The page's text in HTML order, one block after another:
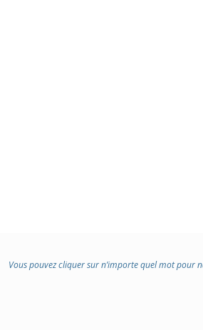
Vous pouvez cliquer sur n’importe quel mot pour